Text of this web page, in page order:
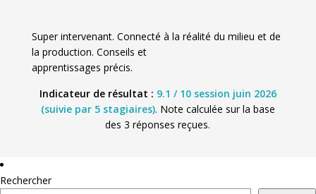
Super intervenant. Connecté à la réalité du milieu et de
la production. Conseils et
apprentissages précis.
Indicateur de résultat : 9.1 / 10 session juin 2026
(suivie par 5 stagiaires). Note calculée sur la base
des 3 réponses reçues.
Rechercher